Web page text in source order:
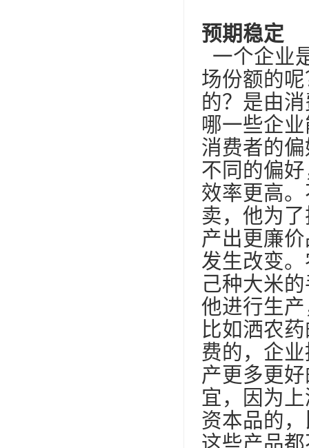
预期稳定
一个企业
场份额的
的？是由
哪一些企
消费者的
不同的偏
效率更高
卖，他为
产出更廉
发生改变
己种大米
他进行生
比如洒农
费的，企
产更多更
宜，因为
资本品的
这些产品